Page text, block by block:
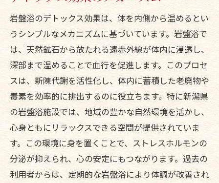
岩盤浴のデトックス効果は、体を内側から温めるとい
うシンプルなメカニズムに基づいています。岩盤浴で
は、天然鉱石から放たれる遠赤外線が体内に浸透し、
深部まで温めることで血行を促進します。このプロセ
スは、新陳代謝を活性化し、体内に蓄積した老廃物や
毒素を効率的に排出するのに役立ちます。特に新潟県
の岩盤浴施設では、地域の豊かな自然環境を活かし、
心身ともにリラックスできる空間が提供されていま
す。この環境に身を置くことで、ストレスホルモンの
分泌が抑えられ、心の安定にもつながります。過去の
利用者からは、定期的な岩盤浴により体調が改善され